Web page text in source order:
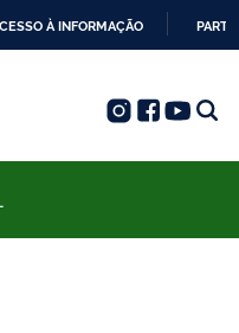
À INFORMAÇÃO